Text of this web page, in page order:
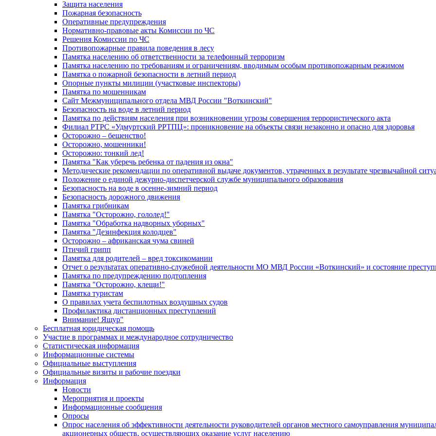
Защита населения
Пожарная безопасность
Оперативные предупреждения
Нормативно-правовые акты Комиссии по ЧС
Решения Комиссии по ЧС
Противопожарные правила поведения в лесу
Памятка населению об ответственности за телефонный терроризм
Памятка населению по требованиям и ограничениям, вводимым особым противопожарным режимом
Памятка о пожарной безопасности в летний период
Опорные пункты милиции (участковые инспекторы)
Памятка по мошенникам
Сайт Межмуниципального отдела МВД России "Воткинский"
Безопасность на воде в летний период
Памятка по действиям населения при возникновении угрозы совершения террористического акта
Филиал РТРС «Удмуртский РРТПЦ»: проникновение на объекты связи незаконно и опасно для здоровья
Осторожно – бешенство!
Осторожно, мошенники!
Осторожно: тонкий лед!
Памятка "Как уберечь ребенка от падения из окна"
Методические рекомендации по оперативной выдаче документов, утраченных в результате чрезвычайной
Положение о единой дежурно-диспетчерской службе муниципального образования
Безопасность на воде в осенне-зимний период
Безопасность дорожного движения
Памятка грибникам
Памятка "Осторожно, гололед!"
Памятка "Обработка надворных уборных"
Памятка "Дезинфекция колодцев"
Осторожно – африканская чума свиней
Птичий грипп
Памятка для родителей – вред токсикомании
Отчет о результатах оперативно-служебной деятельности МО МВД России «Воткинский» и состояние
Памятка по предупреждению подтопления
Памятка "Осторожно, клещи!"
Памятка туристам
О правилах учета беспилотных воздушных судов
Профилактика дистанционных преступлений
Внимание! Ящур"
Бесплатная юридическая помощь
Участие в программах и международное сотрудничество
Статистическая информация
Информационные системы
Официальные выступления
Официальные визиты и рабочие поездки
Информация
Новости
Мероприятия и проекты
Информационные сообщения
Опросы
Опрос населения об эффективности деятельности руководителей органов местного самоуправления
акционерных обществ, осуществляющих оказание услуг населению